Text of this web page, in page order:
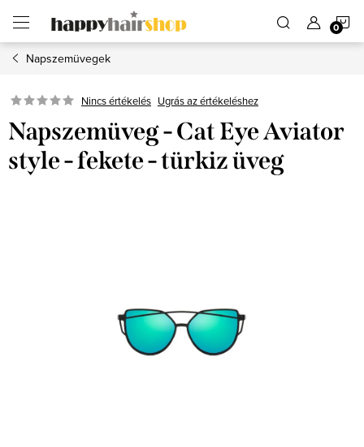
fő
tartalomhozNapszemüvegek
Nincs értékelés Ugrás az értékeléshez
Napszemüveg - Cat Eye Aviator
style - fekete - türkiz üveg